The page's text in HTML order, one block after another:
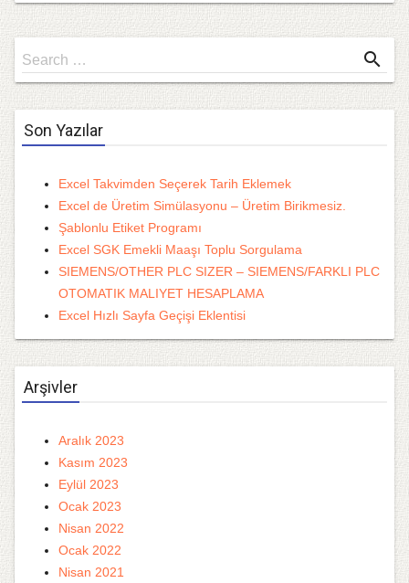
Search
for
Search … search
Son Yazılar
Excel Takvimden Seçerek Tarih Eklemek
Excel de Üretim Simülasyonu – Üretim Birikmesiz.
Şablonlu Etiket Programı
Excel SGK Emekli Maaşı Toplu Sorgulama
SIEMENS/OTHER PLC SIZER – SIEMENS/FARKLI PLC
OTOMATIK MALIYET HESAPLAMA
Excel Hızlı Sayfa Geçişi Eklentisi
Arşivler
Aralık 2023
Kasım 2023
Eylül 2023
Ocak 2023
Nisan 2022
Ocak 2022
Nisan 2021